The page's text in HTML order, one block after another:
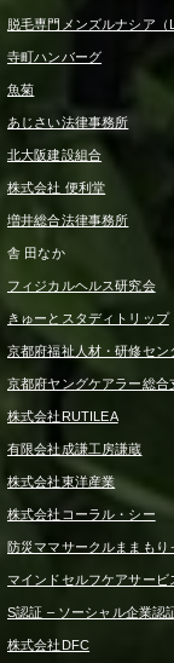
脱毛専門メンズルナシア（
寺町ハンバーグ
魚菊
あじさい法律事務所
北大阪建設組合
株式会社 便利堂
増井総合法律事務所
舎 田なか
フィジカルヘルス研究会
きゅーとスタディトリップ
京都府福祉人材・研修セン
京都府ヤングケアラー総合
株式会社RUTILEA
有限会社成謙工房謙蔵
株式会社東洋産業
株式会社コーラル・シー
防災ママサークルままもり
マインドセルフケアサービ
S認証 – ソーシャル企業認
株式会社DFC